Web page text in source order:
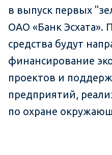
в выпуск первых
ОАО «Банк Эсхата».
средства будут
финансирование
проектов и
предприятий,
по охране